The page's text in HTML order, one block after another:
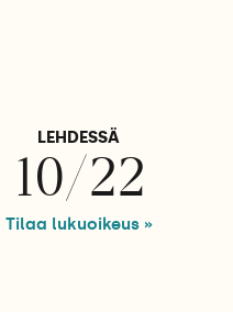
LEHDESSÄ
10/22
Tilaa lukuoikeus »